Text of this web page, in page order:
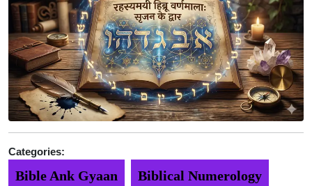
Categories:
Bible Ank Gyaan Biblical Numerology